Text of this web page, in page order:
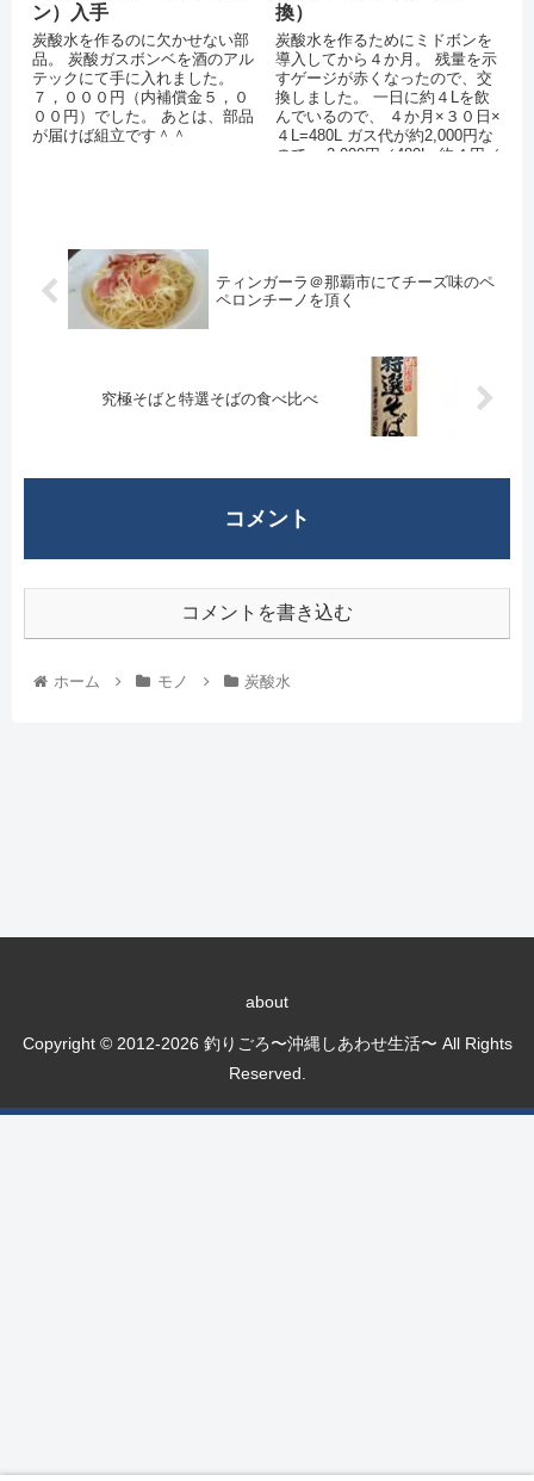
ン）入手
炭酸水を作るのに欠かせない部
品。 炭酸ガスボンベを酒のアル
テックにて手に入れました。
７，０００円（内補償金５，０
００円）でした。 あとは、部品
が届けば組立です＾＾
換）
炭酸水を作るためにミドボンを
導入してから４か月。 残量を示
すゲージが赤くなったので、交
換しました。 一日に約４Lを飲
んでいるので、 ４か月×３０日×
４L=480L ガス代が約2,000円な
ので、 2,000円／480L=約４円／
ティンガーラ＠那覇市にてチーズ味のペ
ペロンチーノを頂く
究極そばと特選そばの食べ比べ
コメント
コメントを書き込む
ホーム モノ 炭酸水
about
Copyright © 2012-2026 釣りごろ〜沖縄しあわせ生活〜 All Rights
Reserved.